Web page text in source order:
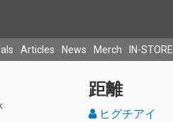
Articles News Merch IN-STORE
距離
ヒグチアイ